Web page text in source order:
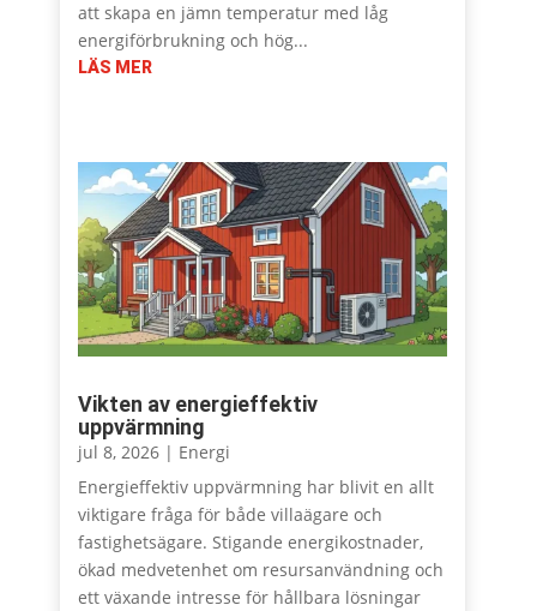
att skapa en jämn temperatur med låg
energiförbrukning och hög...
LÄS MER
Vikten av energieffektiv
uppvärmning
jul 8, 2026| Energi
Energieffektiv uppvärmning har blivit en allt
viktigare fråga för både villaägare och
fastighetsägare. Stigande energikostnader,
ökad medvetenhet om resursanvändning och
ett växande intresse för hållbara lösningar